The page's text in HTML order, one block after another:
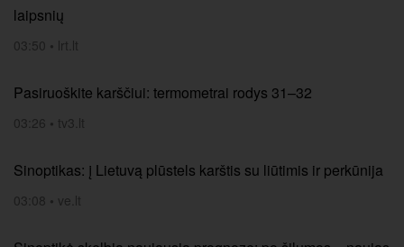
laipsnių
03:50 • lrt.lt
Pasiruoškite karščiui: termometrai rodys 31–32
03:26 • tv3.lt
Sinoptikas: į Lietuvą plūstels karštis su liūtimis ir perkūnija
03:08 • ve.lt